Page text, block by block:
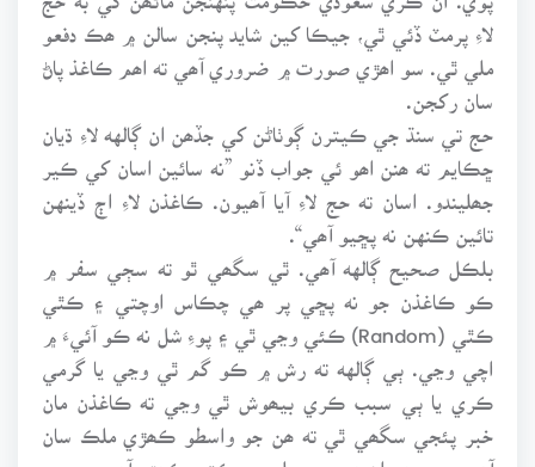
لاءِ پرمٽ ڏئي ٿي، جيڪا کين شايد پنجن سالن ۾ ھڪ دفعو
ملي ٿي. سو اھڙي صورت ۾ ضروري آھي ته اھم ڪاغذ پاڻ
سان رکجن.
حج تي سنڌ جي ڪيترن ڳوٺاڻن کي جڏھن ان ڳالهه لاءِ ڌيان
ڇڪايم ته ھنن اھو ئي جواب ڏنو ”نه سائين اسان کي ڪير
جھليندو. اسان ته حج لاءِ آيا آھيون. ڪاغذن لاءِ اڄ ڏينهن
تائين ڪنهن نه پڇيو آھي“.
بلڪل صحيح ڳالهه آھي. ٿي سگھي ٿو ته سڄي سفر ۾
ڪو ڪاغذن جو نه پڇي پر ھي چڪاس اوچتي ۽ ڪٿي
ڪٿي (Random) ڪئي وڃي ٿي ۽ پوءِ شل نه ڪو آئيءَ ۾
اچي وڃي. ٻي ڳالهه ته رش ۾ ڪو گم ٿي وڃي يا گرمي
ڪري يا ٻي سبب ڪري بيھوش ٿي وڃي ته ڪاغذن مان
خبر پئجي سگھي ٿي ته ھن جو واسطو ڪھڙي ملڪ سان
آھي ۽ حج دوران ھن جو معلم ۽ مڪتب ڪھڙو آھي.